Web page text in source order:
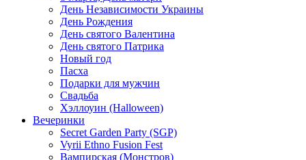
День Независимости Украины
День Рождения
День святого Валентина
День святого Патрика
Новый год
Пасха
Подарки для мужчин
Свадьба
Хэллоуин (Halloween)
Вечеринки
Secret Garden Party (SGP)
Vyrii Ethno Fusion Fest
Вампирская (Монстров)